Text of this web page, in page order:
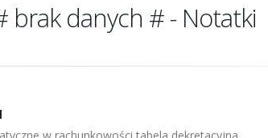
brak danych # - Notatki